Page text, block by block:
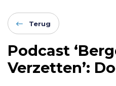
Terug
Podcast
Verzetten’: